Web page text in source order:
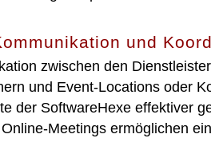
und
zwischen den
und Event-Locations oder
der SoftwareHexe effektiver
Meetings ermöglichen